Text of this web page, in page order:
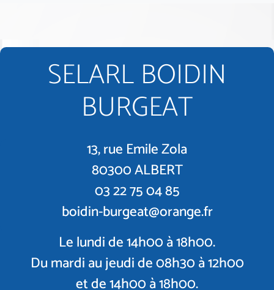
SELARL BOIDIN
BURGEAT
13, rue Emile Zola
80300 ALBERT
03 22 75 04 85
boidin-burgeat@orange.fr
Le lundi de 14h00 à 18h00.
Du mardi au jeudi de 08h30 à 12h00
et de 14h00 à 18h00.